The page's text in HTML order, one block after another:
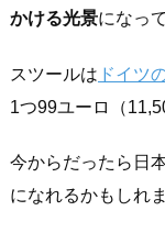
かける光景になっ
スツールは ドイツ
1つ99ユーロ（
今からだったら日
になれるかもしれ